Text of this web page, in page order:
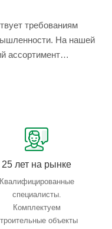
требованиям
На нашей
ассортимент
25 лет на рынке
Квалифицированные
специалисты.
Комплектуем
объекты